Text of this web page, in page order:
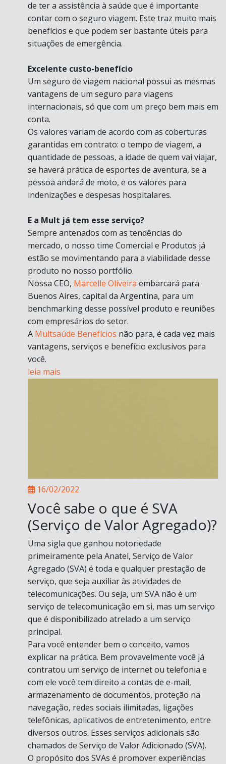
de ter a assistência à saúde que é importante
contar com o seguro viagem. Este traz muito mais
benefícios e que podem ser bastante úteis para
situações de emergência.
Excelente custo-benefício
Um seguro de viagem nacional possui as mesmas
vantagens de um seguro para viagens
internacionais, só que com um preço bem mais em
conta.
Os valores variam de acordo com as coberturas
garantidas em contrato: o tempo de viagem, a
quantidade de pessoas, a idade de quem vai viajar,
se haverá prática de esportes de aventura, se a
pessoa andará de moto, e os valores para
indenizações e despesas hospitalares.
E a Mult já tem esse serviço?
Sempre antenados com as tendências do
mercado, o nosso time Comercial e Produtos já
estão se movimentando para a viabilidade desse
produto no nosso portfólio.
Nossa CEO, Marcelle Oliveira embarcará para
Buenos Aires, capital da Argentina, para um
benchmarking desse possível produto e reuniões
com empresários do setor.
A Multsaúde Benefícios não para, é cada vez mais
vantagens, serviços e benefício exclusivos para
você.
leia mais
16/02/2022
Você sabe o que é SVA
(Serviço de Valor Agregado)?
Uma sigla que ganhou notoriedade
primeiramente pela Anatel, Serviço de Valor
Agregado (SVA) é toda e qualquer prestação de
serviço, que seja auxiliar às atividades de
telecomunicações. Ou seja, um SVA não é um
serviço de telecomunicação em si, mas um serviço
que é disponibilizado atrelado a um serviço
principal.
Para você entender bem o conceito, vamos
explicar na prática. Bem provavelmente você já
contratou um serviço de internet ou telefonia e
com ele você tem direito a contas de e-mail,
armazenamento de documentos, proteção na
navegação, redes sociais ilimitadas, ligações
telefônicas, aplicativos de entretenimento, entre
diversos outros. Esses serviços adicionais são
chamados de Serviço de Valor Adicionado (SVA).
O propósito dos SVAs é promover experiências